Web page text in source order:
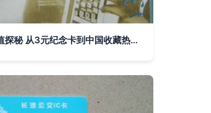
IC电话卡的价值探秘 从3元纪念卡到中国收藏热线的回忆